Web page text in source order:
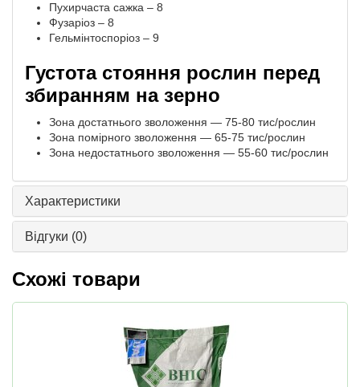
Пухирчаста сажка – 8
Фузаріоз – 8
Гельмінтоспоріоз – 9
Густота стояння рослин перед
збиранням на зерно
Зона достатнього зволоження — 75-80 тис/рослин
Зона помірного зволоження — 65-75 тис/рослин
Зона недостатнього зволоження — 55-60 тис/рослин
Характеристики
Відгуки (0)
Схожі товари